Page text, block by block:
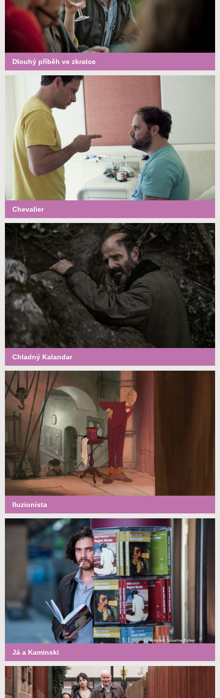
Dlouhý příběh ve zkratce
Chevalier
Chladný Kalandar
Iluzionista
Já a Kaminski